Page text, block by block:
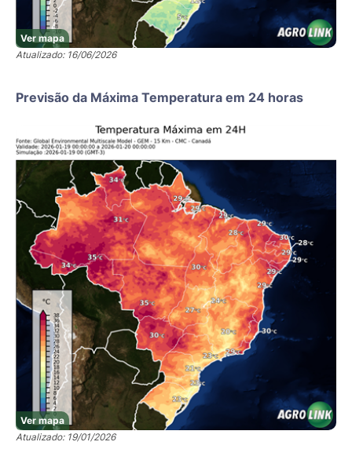
Ver mapa
Atualizado: 16/06/2026
Previsão da Máxima Temperatura em 24 horas
Ver mapa
Atualizado: 19/01/2026